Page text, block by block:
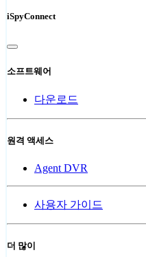
iSpyConnect
소프트웨어
다운로드
원격 액세스
Agent DVR
사용자 가이드
더 많이